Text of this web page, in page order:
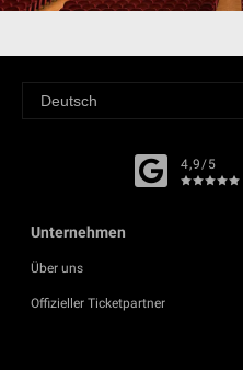
4,9/5
Unternehmen
Über uns
Offizieller Ticketpartner